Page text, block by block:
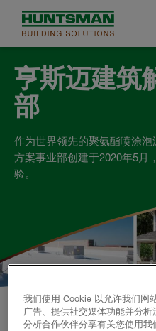
亨斯迈建筑
部
作为世界领先的聚氨酯喷涂
方案事业部创建于2020年5月
验。
产品
我们使用 Cookie 以允许我们网
广告、提供社交媒体功能并分
分析合作伙伴分享有关您使用我